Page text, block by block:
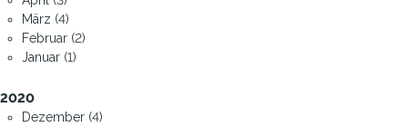
März (4)
Februar (2)
Januar (1)
2020
Dezember (4)